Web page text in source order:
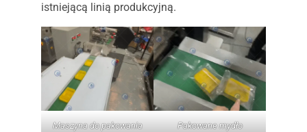
istniejącą linią produkcyjną.
Maszyna do pakowania
Pakowane mydło